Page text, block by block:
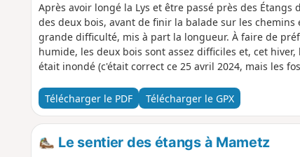
Après avoir longé la Lys et être passé près des
des deux bois, avant de finir la balade sur les
grande difficulté, mis à part la longueur. À faire de
humide, les deux bois sont assez difficiles et, cet
était inondé (c'était correct ce 25 avril 2024, mais les
Télécharger le PDF
Télécharger le GPX
Le sentier des étangs à Mametz